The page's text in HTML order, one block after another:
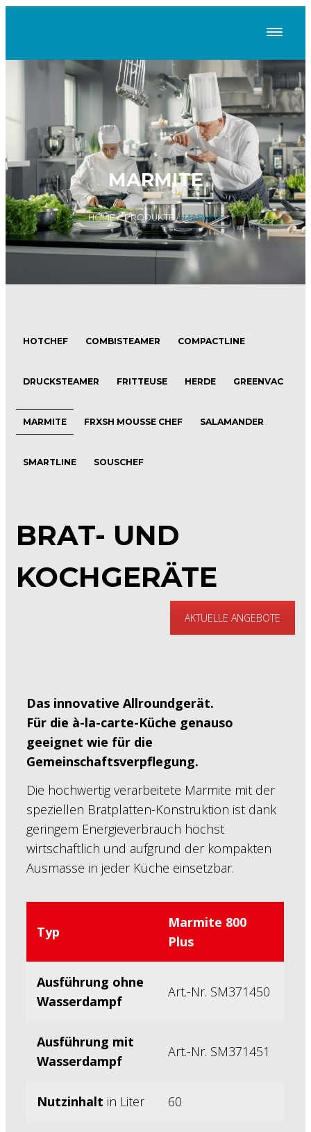
MARMITE
HOME/PRODUKTE/MARMITE
HOTCHEF COMBISTEAMER COMPACTLINE
DRUCKSTEAMER FRITTEUSE HERDE GREENVAC
MARMITE FRXSH MOUSSE CHEF SALAMANDER
SMARTLINE SOUSCHEF
BRAT- UND
KOCHGERÄTE
AKTUELLE ANGEBOTE
Das innovativeAllroundgerät.
Für die à-la-carte-Küche genauso
geeignet wie für die
Gemeinschaftsverpflegung.
Die hochwertig verarbeitete Marmite mit der
speziellen Bratplatten-Konstruktion ist dank
geringem Energieverbrauch höchst
wirtschaftlich und aufgrund der kompakten
Ausmasse in jeder Küche einsetzbar.
Typ
Marmite 800
Plus
Ausführung ohne
Wasserdampf
Art.-Nr. SM371450
Ausführung mit
Wasserdampf
Art.-Nr. SM371451
Nutzinhalt in Liter 60